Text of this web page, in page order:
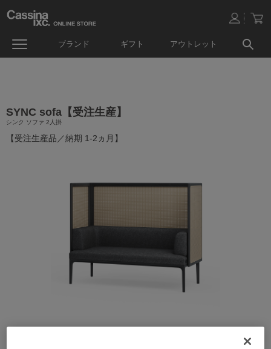
ブランド ギフト アウトレット
SYNC sofa【受注生産】
シンク ソファ 2人掛
【受注生産品／納期 1-2ヵ月】